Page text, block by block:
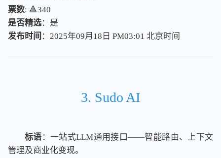
票数: 🔺340
是否精选：是
发布时间 ：2025年09月18日 PM03:01 北京时间
北京时间
3. Sudo AI
标语 ：一站式LLM通用接口——智能路由、上下文
管理及商业化变现。